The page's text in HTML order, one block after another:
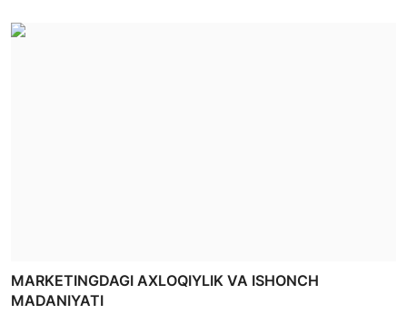
MARKETINGDAGI AXLOQIYLIK VA ISHONCH
MADANIYATI